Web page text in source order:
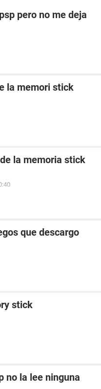
pero no me deja
la memori stick
la memoria stick
que descargo
stick
no la lee ninguna